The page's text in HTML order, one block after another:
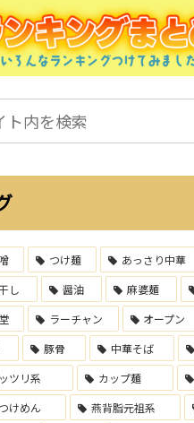
つけ麺 あっさり中華
し
醤油 麻婆麺
ラーチャン オープン
豚骨 中華そば
ツリ系
カップ麺
けめん
燕背脂元祖系